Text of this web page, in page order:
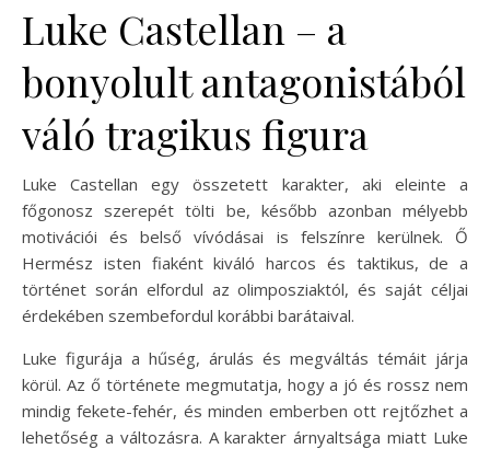
Luke Castellan – a
bonyolult antagonistából
váló tragikus figura
Luke Castellan egy összetett karakter, aki eleinte a
főgonosz szerepét tölti be, később azonban mélyebb
motivációi és belső vívódásai is felszínre kerülnek. Ő
Hermész isten fiaként kiváló harcos és taktikus, de a
történet során elfordul az olimposziaktól, és saját céljai
érdekében szembefordul korábbi barátaival.
Luke figurája a hűség, árulás és megváltás témáit járja
körül. Az ő története megmutatja, hogy a jó és rossz nem
mindig fekete-fehér, és minden emberben ott rejtőzhet a
lehetőség a változásra. A karakter árnyaltsága miatt Luke